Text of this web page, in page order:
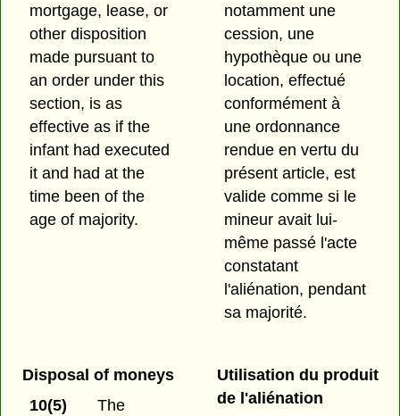
mortgage, lease, or
other disposition
made pursuant to
an order under this
section, is as
effective as if the
infant had executed
it and had at the
time been of the
age of majority.
notamment une
cession, une
hypothèque ou une
location, effectué
conformément à
une ordonnance
rendue en vertu du
présent article, est
valide comme si le
mineur avait lui-
même passé l'acte
constatant
l'aliénation, pendant
sa majorité.
Disposal of moneys
10(5)
The
Utilisation du produit
de l'aliénation